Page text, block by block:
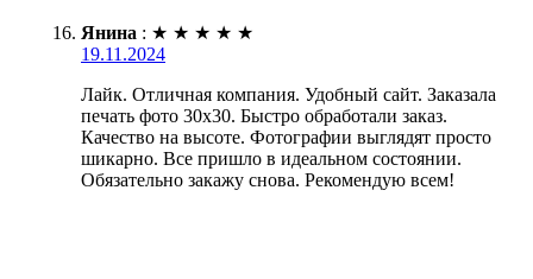
Янина : ★ ★ ★ ★ ★
19.11.2024
Лайк. Отличная компания. Удобный сайт. Заказала
печать фото 30х30. Быстро обработали заказ.
Качество на высоте. Фотографии выглядят просто
шикарно. Все пришло в идеальном состоянии.
Обязательно закажу снова. Рекомендую всем!